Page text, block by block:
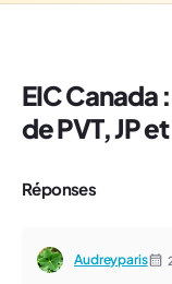
EIC Canada
de PVT, JP
Réponses
Audreyparis